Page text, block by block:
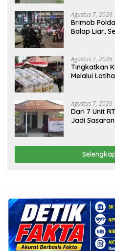
Terbuka!
Agustus 7, 2026
Brimob
Balap Liar,
Agustus 7, 2026
Tingkatkan
Melalui
Agustus 7, 2026
Dari 7 Unit
Jadi